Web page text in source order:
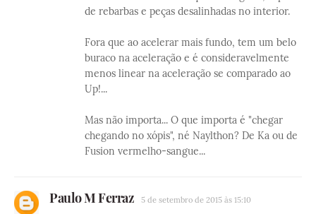
de rebarbas e peças desalinhadas no interior.
Fora que ao acelerar mais fundo, tem um belo
buraco na aceleração e é consideravelmente
menos linear na aceleração se comparado ao
Up!...
Mas não importa... O que importa é "chegar
chegando no xópis", né Naylthon? De Ka ou de
Fusion vermelho-sangue...
Paulo M Ferraz 5 de setembro de 2015 às 15:10